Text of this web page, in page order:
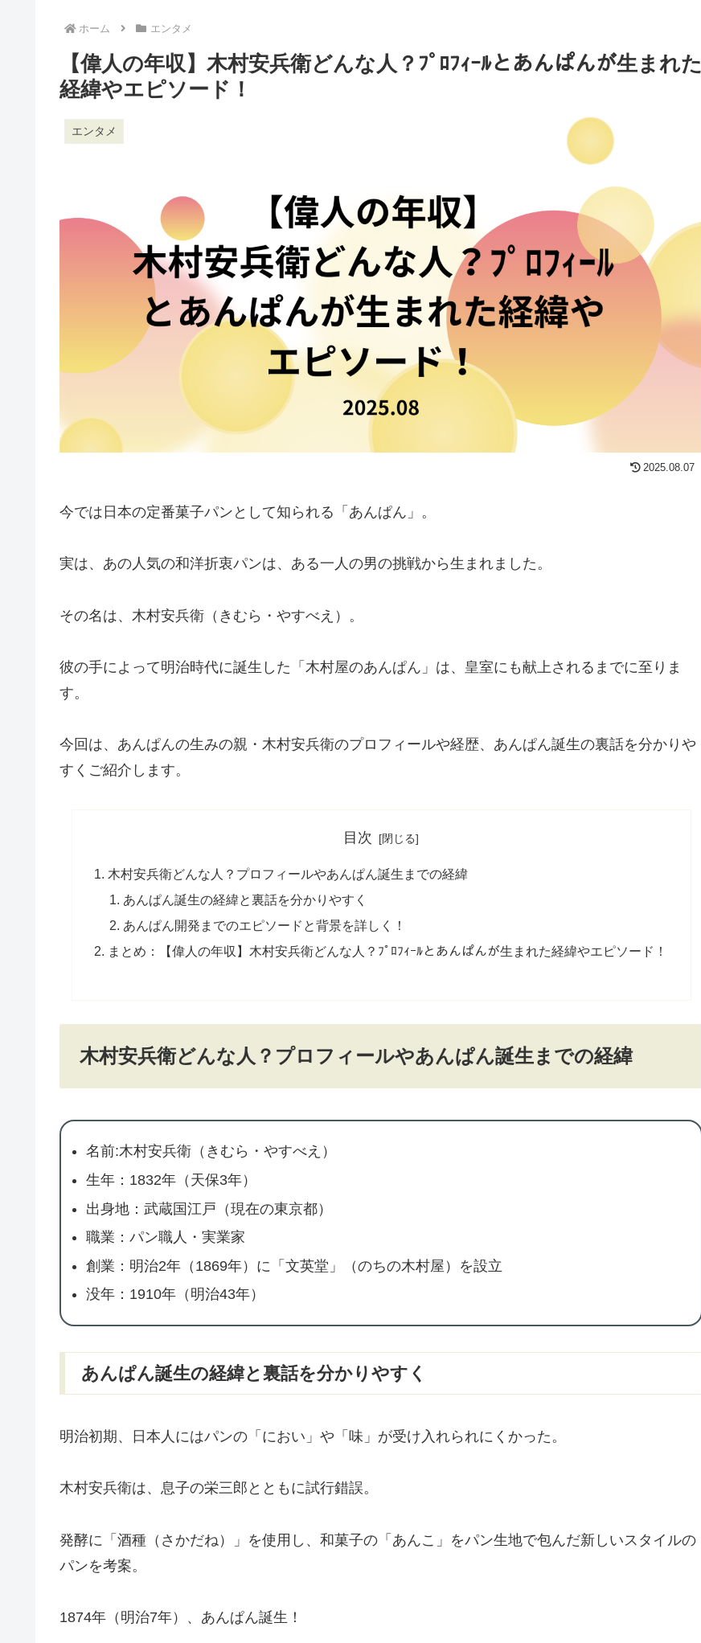
ホーム エンタメ
【偉人の年収】木村安兵衛どんな人？ﾌﾟﾛﾌｨｰﾙとあんぱんが生まれた
経緯やエピソード！
エンタメ
2025.08.07
今では日本の定番菓子パンとして知られる「あんぱん」。
実は、あの人気の和洋折衷パンは、ある一人の男の挑戦から生まれました。
その名は、木村安兵衛（きむら・やすべえ）。
彼の手によって明治時代に誕生した「木村屋のあんぱん」は、皇室にも献上されるまでに至りま
す。
今回は、あんぱんの生みの親・木村安兵衛のプロフィールや経歴、あんぱん誕生の裏話を分かりや
すくご紹介します。
目次
木村安兵衛どんな人？プロフィールやあんぱん誕生までの経緯
あんぱん誕生の経緯と裏話を分かりやすく
あんぱん開発までのエピソードと背景を詳しく！
まとめ：【偉人の年収】木村安兵衛どんな人？ﾌﾟﾛﾌｨｰﾙとあんぱんが生まれた経緯やエピソード！
木村安兵衛どんな人？プロフィールやあんぱん誕生までの経緯
名前:木村安兵衛（きむら・やすべえ）
生年：1832年（天保3年）
出身地：武蔵国江戸（現在の東京都）
職業：パン職人・実業家
創業：明治2年（1869年）に「文英堂」（のちの木村屋）を設立
没年：1910年（明治43年）
あんぱん誕生の経緯と裏話を分かりやすく
明治初期、日本人にはパンの「におい」や「味」が受け入れられにくかった。
木村安兵衛は、息子の栄三郎とともに試行錯誤。
発酵に「酒種（さかだね）」を使用し、和菓子の「あんこ」をパン生地で包んだ新しいスタイルの
パンを考案。
1874年（明治7年）、あんぱん誕生！